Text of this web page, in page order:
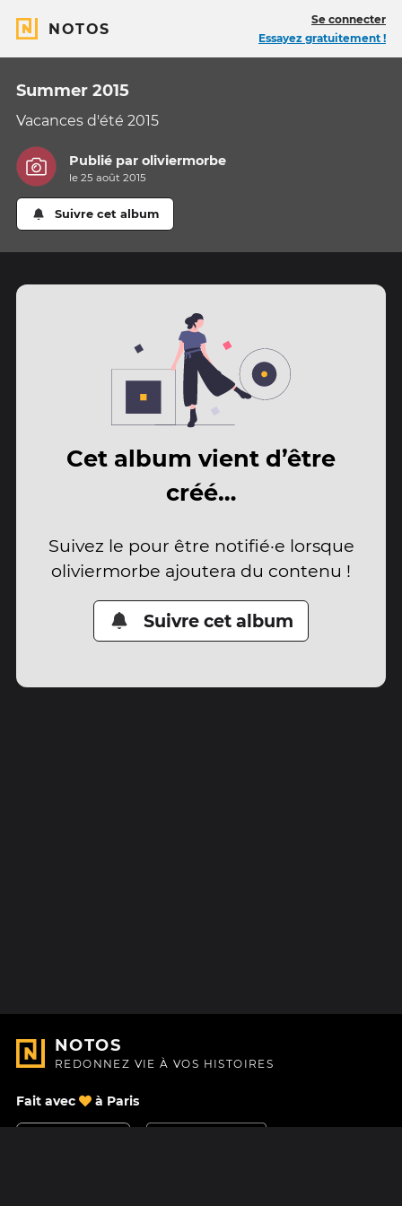
NOTOS
Se connecter
Essayez gratuitement !
Summer 2015
Vacances d'été 2015
Publié paroliviermorbe
le 25 août 2015
Suivre cet album
Cet album vient d’être
créé…
Suivez le pour être notifié·e lorsque
oliviermorbe ajoutera du contenu !
Suivre cet album
NOTOS
REDONNEZ VIE À VOS HISTOIRES
Fait avec à Paris